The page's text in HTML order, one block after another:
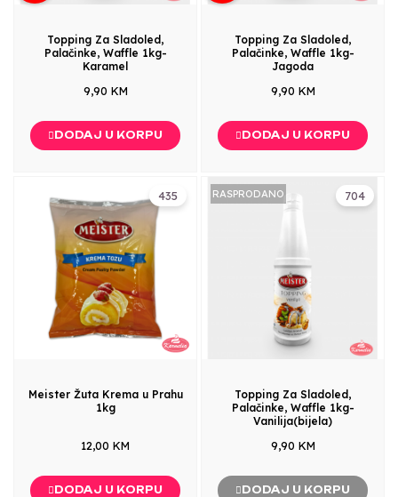
Topping Za Sladoled,
Palačinke, Waffle 1kg-
Karamel
9,90 KM
DODAJ U KORPU
Topping Za Sladoled,
Palačinke, Waffle 1kg-
Jagoda
9,90 KM
DODAJ U KORPU
435
Meister Žuta Krema u Prahu
1kg
12,00 KM
DODAJ U KORPU
704
RASPRODANO
Topping Za Sladoled,
Palačinke, Waffle 1kg-
Vanilija(bijela)
9,90 KM
DODAJ U KORPU